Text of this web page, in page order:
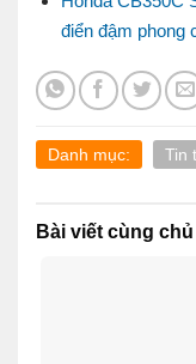
điển đậm phong
Danh mục: Tin
Bài viết cùng